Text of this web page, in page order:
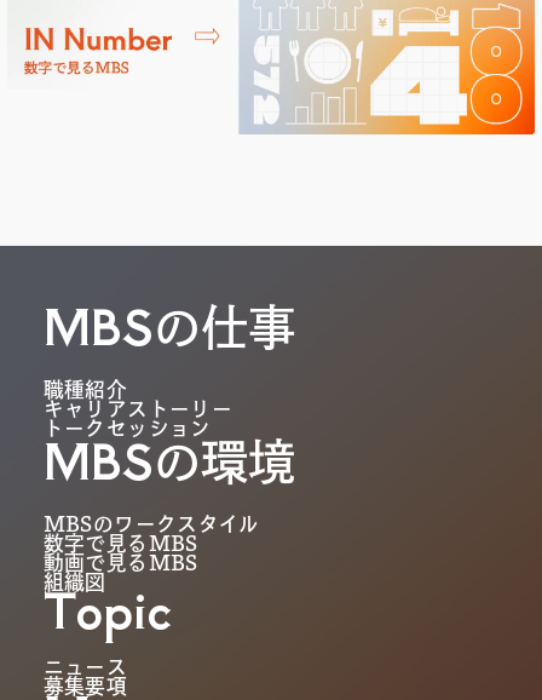
MBSの仕事
職種紹介
キャリアストーリー
トークセッション
MBSの環境
MBSのワークスタイル
数字で見るMBS
動画で見るMBS
組織図
Topic
ニュース
募集要項